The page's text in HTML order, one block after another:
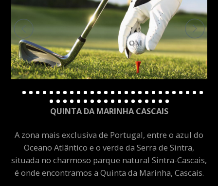
QUINTA DA MARINHA CASCAIS
A zona mais exclusiva de Portugal, entre o azul do
Oceano Atlântico e o verde da Serra de Sintra,
situada no charmoso parque natural Sintra-Cascais,
é onde encontramos a Quinta da Marinha, Cascais.